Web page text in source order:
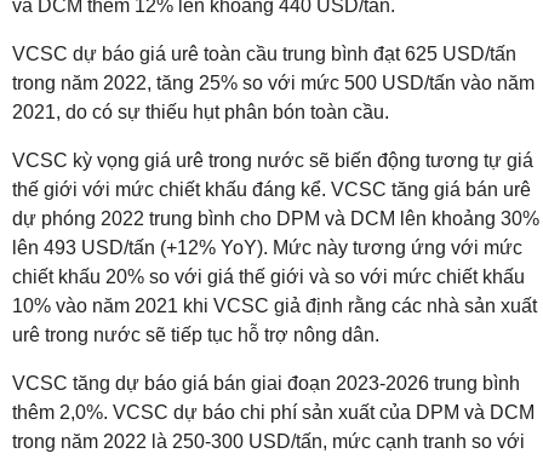
và DCM thêm 12% lên khoảng 440 USD/tấn.
VCSC dự báo giá urê toàn cầu trung bình đạt 625 USD/tấn
trong năm 2022, tăng 25% so với mức 500 USD/tấn vào năm
2021, do có sự thiếu hụt phân bón toàn cầu.
VCSC kỳ vọng giá urê trong nước sẽ biến động tương tự giá
thế giới với mức chiết khấu đáng kể. VCSC tăng giá bán urê
dự phóng 2022 trung bình cho DPM và DCM lên khoảng 30%
lên 493 USD/tấn (+12% YoY). Mức này tương ứng với mức
chiết khấu 20% so với giá thế giới và so với mức chiết khấu
10% vào năm 2021 khi VCSC giả định rằng các nhà sản xuất
urê trong nước sẽ tiếp tục hỗ trợ nông dân.
VCSC tăng dự báo giá bán giai đoạn 2023-2026 trung bình
thêm 2,0%. VCSC dự báo chi phí sản xuất của DPM và DCM
trong năm 2022 là 250-300 USD/tấn, mức cạnh tranh so với